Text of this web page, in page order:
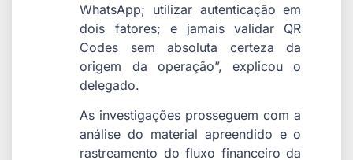
WhatsApp; utilizar autenticação em
dois fatores; e jamais validar QR
Codes sem absoluta certeza da
origem da operação”, explicou o
delegado.
As investigações prosseguem com a
análise do material apreendido e o
rastreamento do fluxo financeiro da